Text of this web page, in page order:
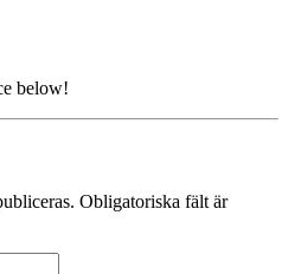
below!
Obligatoriska fält är